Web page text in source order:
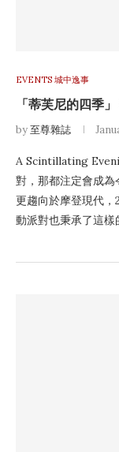
EVENTS 城中逸事
「蒂芙尼的四季
by至尊雜誌
A Scintillating
對，那都注定會成
更趨向於摩登現代
動派對也秉承了這樣